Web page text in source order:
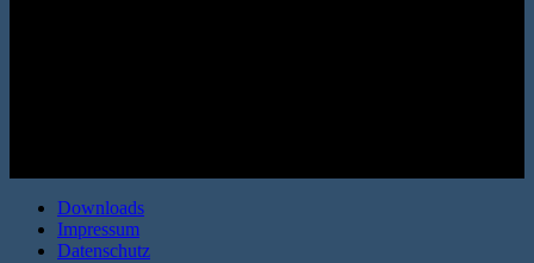
Downloads
Impressum
Datenschutz